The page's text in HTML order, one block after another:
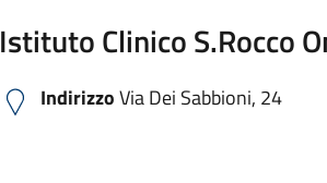
Istituto Clinico S.Rocco
IndirizzoVia Dei Sabbioni, 24